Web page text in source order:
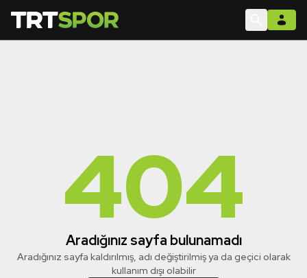
404
Aradığınız sayfa bulunamadı
Aradığınız sayfa kaldırılmış, adı değiştirilmiş ya da geçici olarak
kullanım dışı olabilir